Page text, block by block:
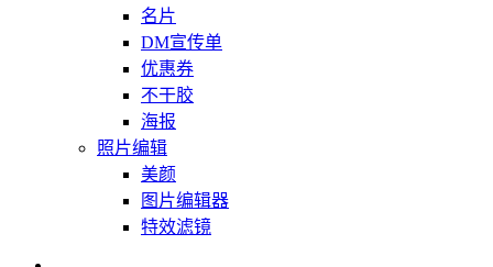
名片
DM宣传单
优惠券
不干胶
海报
照片编辑
美颜
图片编辑器
特效滤镜